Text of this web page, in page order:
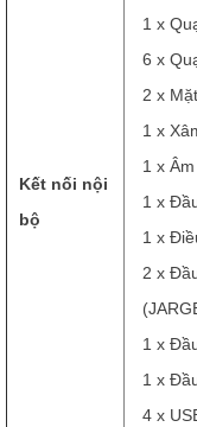
Kết nối nội
bộ
1 x
6 x
2 x
1 x
1 x
1 x
1 x
2 x
1 x
1 x
4 x